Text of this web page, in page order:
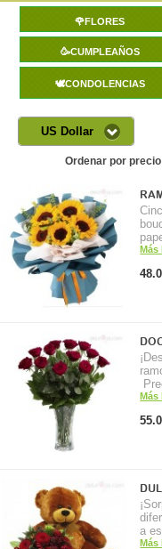
🌹FLORES
🥳CUMPLEAÑOS
🕊️CONDOLENCIAS
US Dollar
Ordenar por
Más
Más
a
Más